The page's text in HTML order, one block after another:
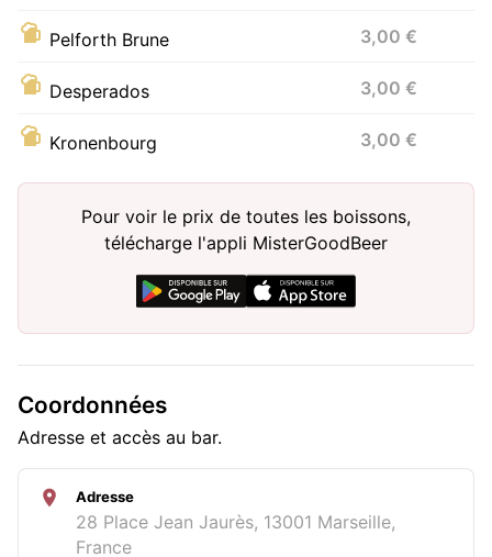
Pelforth Brune 3,00 €
Desperados 3,00 €
Kronenbourg 3,00 €
Pour voir le prix de toutes les boissons,
télécharge l'appli MisterGoodBeer
Coordonnées
Adresse et accès au bar.
Adresse
28 Place Jean Jaurès, 13001 Marseille,
France